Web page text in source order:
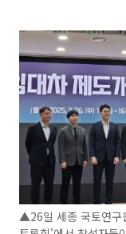
▲26일 세종 국토연구